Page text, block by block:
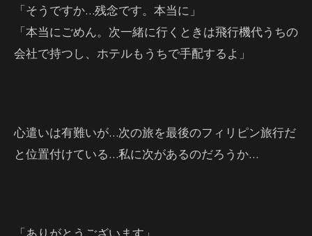
「そうですか…残念です。本当に」
「本当にごめん。次一緒に行くときは飛行機代うちの
会社で持つし、ホテルもうちで手配するよ」
心遣いは有難いが…次の旅を最後のフィリピン旅行だ
と位置付けている…私に次があるのだろうか…